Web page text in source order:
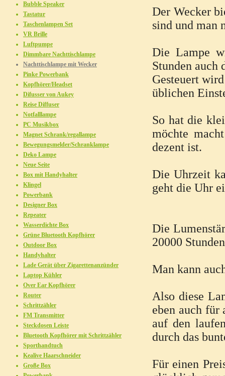
Der Wecker
sind und man
Die Lampe
Stunden auch
Gesteuert
üblichen
So hat die
möchte
dezent ist.
Die Uhrzeit
geht die Uhr
Die
20000
Man kann
Also diese
eben auch für
auf den
durch das
Für einen
Bubble Speaker
Tastatur
Taschenlampen Set
VR Brille
Luftpumpe
Dimmbare Nachttischlampe
Nachttischlampe mit Wecker
Pinke Powerbank
Kopfhörer/Headset
Difusser von Aukey
Reise Diffuser
Notfalllampe
PC Musikbox
Magnet Schrank/regallampe
Bewegungsmelder/Schranklampe
Deko Lampe
Neue Seite
Box mit Handyhalter
Klingel
Powerbank
Designer Box
Repeater
Wasserdichte Box
Grüne Bluetooth Kopfhörer
Outdoor Box
Handyhalter
Lade Gerät über Zigarettenanzünder
Laptop Kühler
Over Ear Kopfhörer
Router
Schrittzähler
FM Transmitter
Steckdosen Leiste
Bluetooth Kopfhörer mit Schrittzähler
Sporthandtuch
Kealive Haarschneider
Große Box